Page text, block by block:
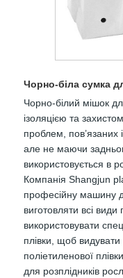
Чорно-біла сумка
Чорно-білий мішок
ізоляцією та
проблем,
але не маючи
використовується в
Компанія Shangjun
професійну машину
виготовляти всі види
використовувати
плівки, щоб видувати
поліетиленової
для розплідників